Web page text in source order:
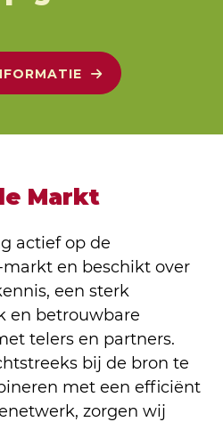
Markt
actief op de
en beschikt over
een sterk
en betrouwbare
telers en partners.
bij de bron te
met een efficiënt
zorgen wij